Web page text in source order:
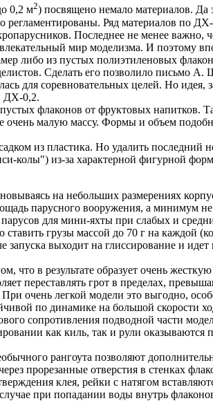
0,2 м2) посвящено немало материалов. Да
регламентированы. Ряд материалов по
Последнее не менее важно,
мир моделизма. И поэтому
либо из пустых полиэтиленовых
Сделать его позволило письмо
для соревновательных целей. Но идея,
ДХ-0,2.
флаконов от фруктовых напитков.
очень малую массу. Формы и объем
из пластика. Но удалить последний не
колы") из-за характерной фигурной
на небольших размерениях
парусного вооружения, а минимум
для мини-яхты при слабых и
грузы массой до 70 г на каждой
выходит на глиссирование и
что в результате образует очень
переставлять грот в пределах,
очень легкой модели это выгодно,
по динамике на большой скорости
сопротивления подводной части
как киль, так и рули
рангоута позволяют
прорезанные отверстия в стенках
клея, рейки с натягом
при попадании воды внутрь